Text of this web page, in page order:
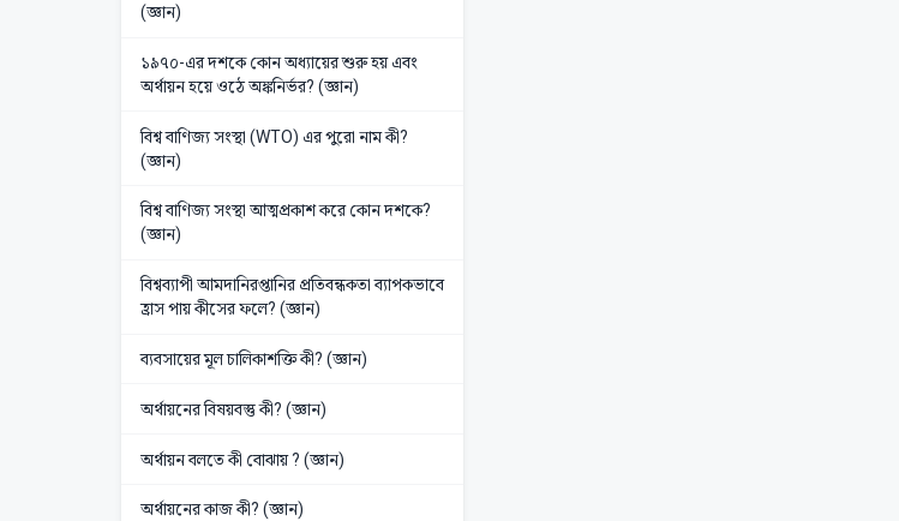
(জ্ঞান)
১৯৭০-এর দশকে কোন অধ্যায়ের শুরু হয় এবং
অর্থায়ন হয়ে ওঠে অঙ্কনির্ভর? (জ্ঞান)
বিশ্ব বাণিজ্য সংস্থা (WTO) এর পুরো নাম কী?
(জ্ঞান)
বিশ্ব বাণিজ্য সংস্থা আত্মপ্রকাশ করে কোন দশকে?
(জ্ঞান)
বিশ্বব্যাপী আমদানিরপ্তানির প্রতিবন্ধকতা ব্যাপকভাবে
হ্রাস পায় কীসের ফলে? (জ্ঞান)
ব্যবসায়ের মূল চালিকাশক্তি কী? (জ্ঞান)
অর্থায়নের বিষয়বস্তু কী? (জ্ঞান)
অর্থায়ন বলতে কী বোঝায় ? (জ্ঞান)
অর্থায়নের কাজ কী? (জ্ঞান)